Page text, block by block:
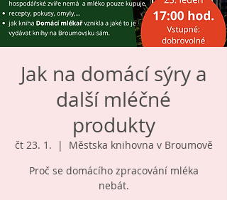
Jak na domácí sýry a
další mléčné
produkty
čt 23. 1.
  |
Městska knihovna v Broumově
Proč se domácího zpracování mléka
nebát.